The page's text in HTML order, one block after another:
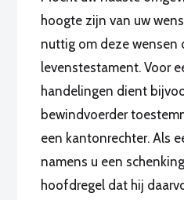
hoogte zijn van uw
nuttig om deze wensen
levenstestament. Voor
handelingen dient
bewindvoerder
een kantonrechter. Als
namens u een
hoofdregel dat hij